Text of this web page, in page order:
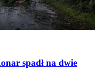
spadł na dwie